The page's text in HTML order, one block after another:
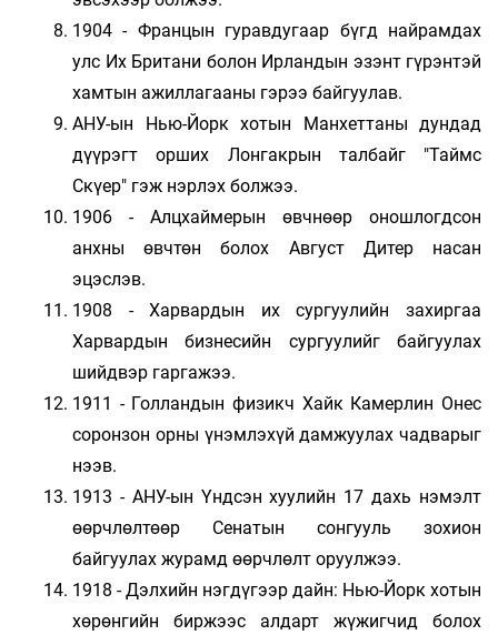
1904 - Францын гуравдугаар бүгд найрамдах
улс Их Британи болон Ирландын эзэнт гүрэнтэй
хамтын ажиллагааны гэрээ байгуулав.
АНУ-ын Нью-Йорк хотын Манхеттаны дундад
дүүрэгт орших Лонгакрын талбайг "Таймс
Скүер" гэж нэрлэх болжээ.
1906 - Алцхаймерын өвчнөөр оношлогдсон
анхны өвчтөн болох Август Дитер насан
эцэслэв.
1908 - Харвардын их сургуулийн захиргаа
Харвардын бизнесийн сургуулийг байгуулах
шийдвэр гаргажээ.
1911 - Голландын физикч Хайк Камерлин Онес
соронзон орны үнэмлэхүй дамжуулах чадварыг
нээв.
1913 - АНУ-ын Үндсэн хуулийн 17 дахь нэмэлт
өөрчлөлтөөр Сенатын сонгууль зохион
байгуулах журамд өөрчлөлт оруулжээ.
1918 - Дэлхийн нэгдүгээр дайн: Нью-Йорк хотын
хөрөнгийн биржээс алдарт жүжигчид болох